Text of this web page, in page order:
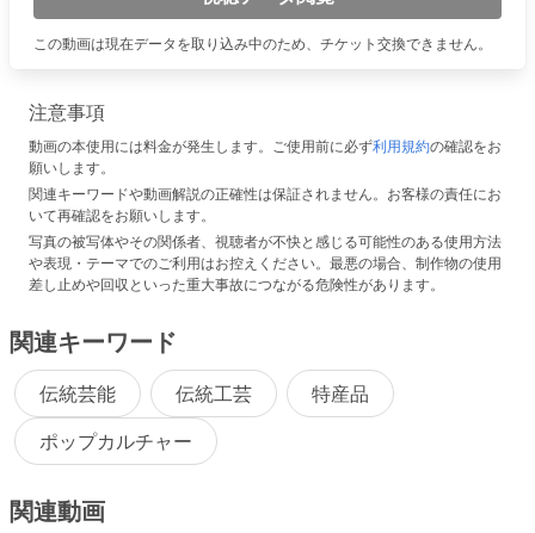
この動画は現在データを取り込み中のため、チケット交換できません。
注意事項
動画の本使用には料金が発生します。ご使用前に必ず利用規約の確認をお
願いします。
関連キーワードや動画解説の正確性は保証されません。お客様の責任にお
いて再確認をお願いします。
写真の被写体やその関係者、視聴者が不快と感じる可能性のある使用方法
や表現・テーマでのご利用はお控えください。最悪の場合、制作物の使用
差し止めや回収といった重大事故につながる危険性があります。
関連キーワード
伝統芸能 伝統工芸
特産品
ポップカルチャー
関連動画